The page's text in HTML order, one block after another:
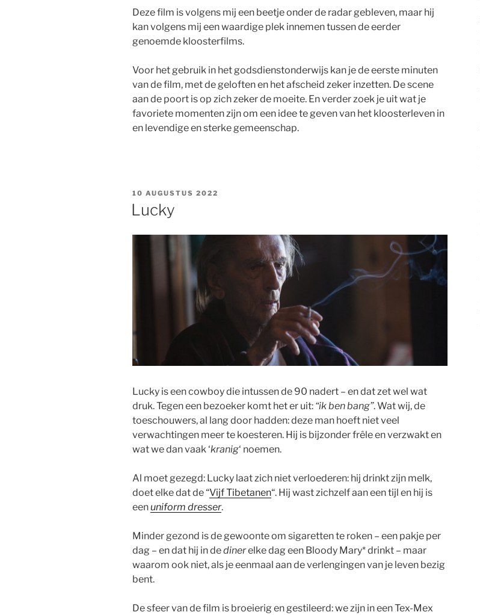
Deze film is volgens mij een beetje onder de radar gebleven, maar hij
kan volgens mij een waardige plek innemen tussen de eerder
genoemde kloosterfilms.
Voor het gebruik in het godsdienstonderwijs kan je de eerste minuten
van de film, met de geloften en het afscheid zeker inzetten. De scene
aan de poort is op zich zeker de moeite. En verder zoek je uit wat je
favoriete momenten zijn om een idee te geven van het kloosterleven in
en levendige en sterke gemeenschap.
GEPLAATST
OP
10 AUGUSTUS 2022
Lucky
Lucky is een cowboy die intussen de 90 nadert – en dat zet wel wat
druk. Tegen een bezoeker komt het er uit: “ik ben bang”. Wat wij, de
toeschouwers, al lang door hadden: deze man hoeft niet veel
verwachtingen meer te koesteren. Hij is bijzonder frêle en verzwakt en
wat we dan vaak ‘kranig‘ noemen.
Al moet gezegd: Lucky laat zich niet verloederen: hij drinkt zijn melk,
doet elke dat de “Vijf Tibetanen“. Hij wast zichzelf aan een tijl en hij is
eenuniform dresser.
Minder gezond is de gewoonte om sigaretten te roken – een pakje per
dag – en dat hij in dedinerelke dag een Bloody Mary* drinkt – maar
waarom ook niet, als je eenmaal aan de verlengingen van je leven bezig
bent.
De sfeer van de film is broeierig en gestileerd: we zijn in een Tex-Mex